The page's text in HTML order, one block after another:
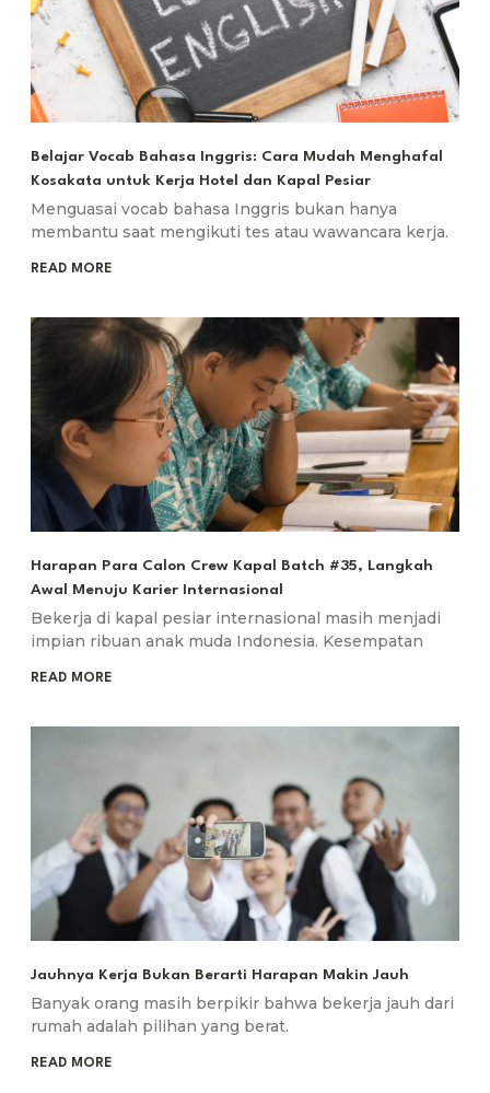
Belajar Vocab Bahasa Inggris: Cara Mudah Menghafal
Kosakata untuk Kerja Hotel dan Kapal Pesiar
Menguasai vocab bahasa Inggris bukan hanya
membantu saat mengikuti tes atau wawancara kerja.
READ MORE
Harapan Para Calon Crew Kapal Batch #35, Langkah
Awal Menuju Karier Internasional
Bekerja di kapal pesiar internasional masih menjadi
impian ribuan anak muda Indonesia. Kesempatan
READ MORE
Jauhnya Kerja Bukan Berarti Harapan Makin Jauh
Banyak orang masih berpikir bahwa bekerja jauh dari
rumah adalah pilihan yang berat.
READ MORE